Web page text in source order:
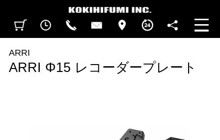
BUSINESS HOURS
FOLLOW US
ARRI
ARRI Φ15 レコーダープレート